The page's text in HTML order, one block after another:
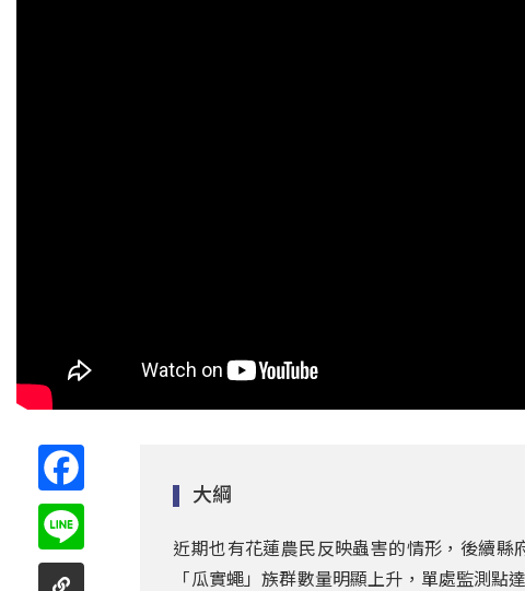
大綱
近期也有花蓮農民反映蟲害的情形，後續
「瓜實蠅」族群數量明顯上升，單處監測